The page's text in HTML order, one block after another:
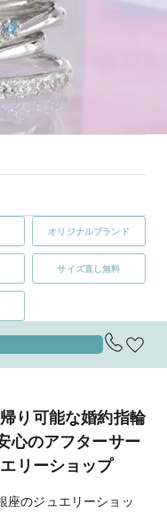
オリジナルブランド
サイズ直し無料
り可能な婚約指輪
心のアフターサー
リーショップ
座のジュエリーショッ